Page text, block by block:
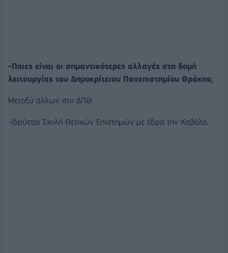
-Ποιες είναι οι σημαντικότερες αλλαγές στη δομή
λειτουργίας του Δημοκρίτειου Πανεπιστημίου Θράκης;
Μεταξύ άλλων στο ΔΠΘ:
-Ιδρύεται Σχολή Θετικών Επιστημών με έδρα την Καβάλα.